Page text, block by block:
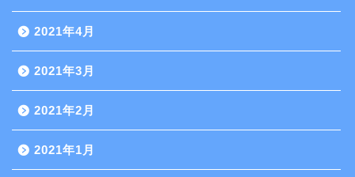
2021年4月
2021年3月
2021年2月
2021年1月